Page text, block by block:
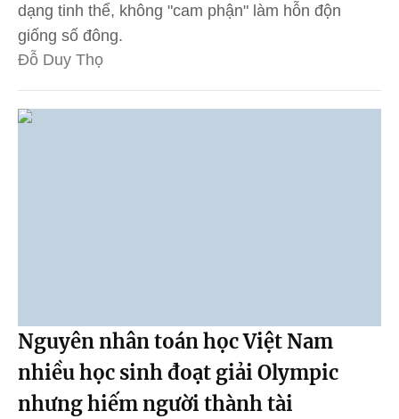
dạng tinh thể, không "cam phận" làm hỗn độn
giống số đông.
Đỗ Duy Thọ
Nguyên nhân toán học Việt Nam
nhiều học sinh đoạt giải Olympic
nhưng hiếm người thành tài